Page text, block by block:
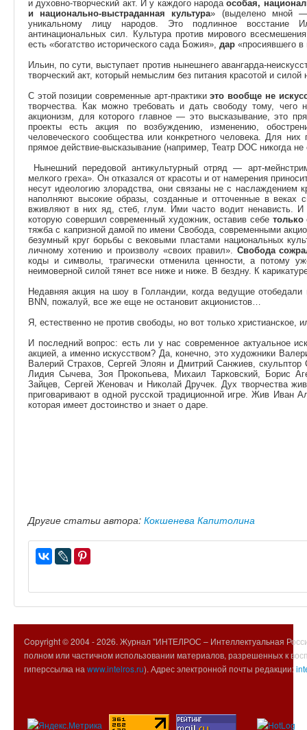
и духовно-творческий акт. И у каждого народаособая,
и национально-выстраданная культура» (выделено мной
уникальному лицу народов. Это подлинное восстание
антинациональных сил. Культура против мирового
есть «богатство исторического сада Божия», дар «просиявшего в
Ильин, по сути, выступает против нынешнего авангарда-
творческий акт, который немыслим без питания красотой и
С этой позиции современные арт-практикиэто вообще не
творчества. Как можно требовать и дать свободу тому, чего
акционизм, для которого главное — это высказывание, это
проекты есть акция по возбуждению, изменению,
человеческого сообщества или конкретного человека. Для
прямое действие-высказывание (например, Театр DOC никогда не
Нынешний передовой антикультурный отряд — арт-
мелкого греха». Он отказался от красоты и от намерения
несут идеологию злорадства, они связаны не с наслаждением
наполняют высокие образы, созданные и отточенные в веках
вживляют в них яд, стеб, глум. Ими часто водит ненависть.
которую совершил современный художник, оставив себе только
тяжба с капризной дамой по имени Свобода, современными
безумный круг борьбы с вековыми пластами национальных
личному хотению и произволу «своих правил». Свобода
коды и символы, трагически отменила ценности, а потому
неимоверной силой тянет все ниже и ниже. В бездну. К
Недавняя акция на шоу в Голландии, когда ведущие
BNN, пожалуй, все же еще не остановит акционистов…
Я, естественно не против свободы, но вот только христианское,
И последний вопрос: есть ли у нас современное актуальное
акцией, а именно искусством? Да, конечно, это художники
Валерий Страхов, Сергей Элоян и Дмитрий Санжиев, скульптор
Лидия Сычева, Зоя Прокопьева, Михаил Тарковский, Борис
Зайцев, Сергей Женовач и Николай Дручек. Дух творчества
приговаривают в одной русской традиционной игре. Жив Иван
которая имеет достоинство и знает о даре.
Другие статьи автора: Кокшенева Капитолина
Copyright © 2004 -2026. Журнал "ИНТЕЛРОС – Интеллектуальная
полном или частичном использовании материалов, разрешенных к
гиперссылка на www.intelros.ru). Адрес электронной почты редакции: